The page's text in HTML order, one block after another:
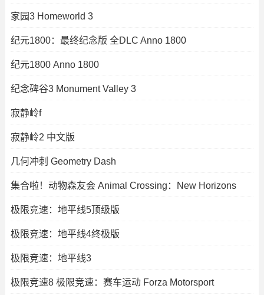
家园3 Homeworld 3
纪元1800：最终纪念版 全DLC Anno 1800
纪元1800 Anno 1800
纪念碑谷3 Monument Valley 3
寂静岭f
寂静岭2 中文版
几何冲刺 Geometry Dash
集合啦！动物森友会 Animal Crossing：New Horizons
极限竞速：地平线5顶级版
极限竞速：地平线4终极版
极限竞速：地平线3
极限竞速8 极限竞速：赛车运动 Forza Motorsport